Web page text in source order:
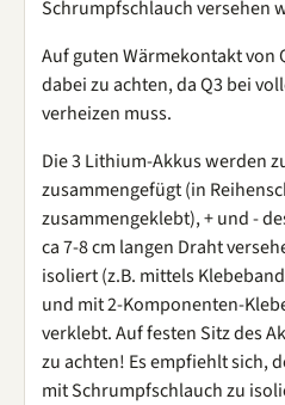
Schrumpfschlauch versehen
Auf guten Wärmekontakt von
dabei zu achten, da Q3 bei
verheizen muss.
Die 3 Lithium-Akkus werden
zusammengefügt (in
zusammengeklebt), + und -
ca 7-8 cm langen Draht
isoliert (z.B. mittels
und mit 2-Komponenten-
verklebt. Auf festen Sitz des
zu achten! Es empfiehlt sich,
mit Schrumpfschlauch zu